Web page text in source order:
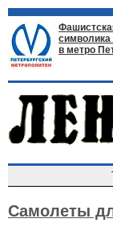
символика
в метро
Самолеты